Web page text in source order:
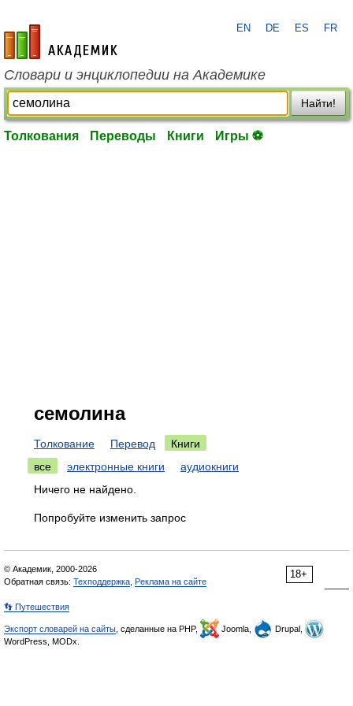
academic.ru
EN DE ES FR
Словари и энциклопедии на Академике
Найти!
Толкования Переводы Книги Игры ⚽
семолина
Толкование Перевод
Книги
все
электронные книги
аудиокниги
Ничего не найдено.
Попробуйте изменить запрос
18+
© Академик, 2000-2026
Обратная связь: Техподдержка Реклама на сайте
👣 Путешествия
Экспорт словарей на сайты , сделанные на PHP, Joomla,
Drupal,
WordPress, MODx.